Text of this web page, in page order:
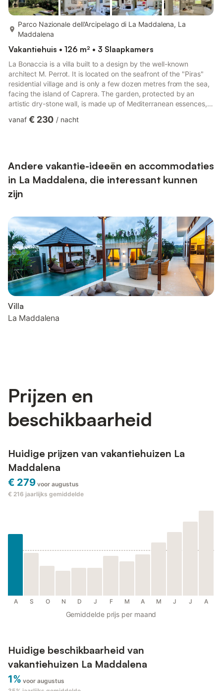
meer...
Parco Nazionale dell'Arcipelago di La Maddalena, La
Maddalena
Vakantiehuis • 126 m² • 3 Slaapkamers
La Bonaccia is a villa built to a design by the well-known
architect M. Perrot. It is located on the seafront of the "Piras"
residential village and is only a few dozen metres from the sea,
facing the island of Caprera. The garden, protected by an
artistic dry-stone wall, is made up of Mediterranean essences,
house. The place is quiet and car traffic is limited to the few
vanaf € 230 / nacht
Andere vakantie-ideeën en accommodaties
in La Maddalena, die interessant kunnen
zijn
Villa
La Maddalena
Prijzen en
beschikbaarheid
Huidige prijzen van vakantiehuizen La
Maddalena
€ 279 voor augustus
€ 216 jaarlijks gemiddelde
A S O N D J F M A M J J A
Gemiddelde prijs per maand
Huidige beschikbaarheid van
vakantiehuizen La Maddalena
1% voor augustus